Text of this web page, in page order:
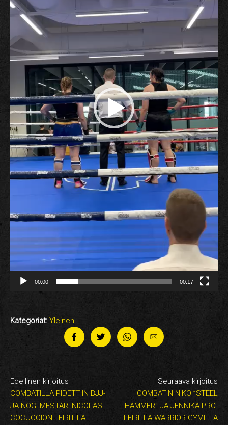
00:00 00:17
Kategoriat: Yleinen
Seuraava kirjoitus
COMBATIN NIKO ”STEEL
HAMMER” JA JENNIKA PRO-
LEIRILLÄ WARRIOR GYMILLÄ
Edellinen kirjoitus
COMBATILLA PIDETTIIN BJJ-
JA NOGI MESTARI NICOLAS
COCUCCION LEIRIT LA